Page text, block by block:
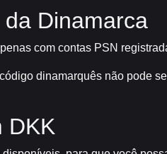
Dinamarca
com contas PSN
dinamarquês não pode
DKK